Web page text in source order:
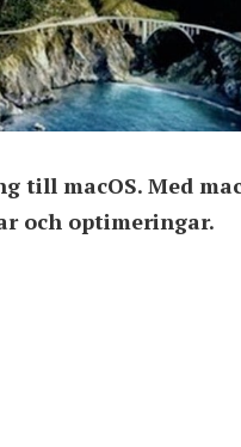
till macOS. Med
och optimeringar.